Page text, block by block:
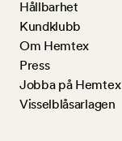
Hållbarhet
Kundklubb
Om Hemtex
Press
Jobba på Hemtex
Visselblåsarlagen